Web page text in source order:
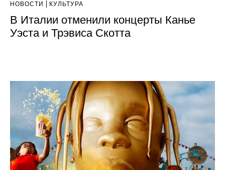
НОВОСТИ КУЛЬТУРА
В Италии отменили концерты Канье
Уэста и Трэвиса Скотта